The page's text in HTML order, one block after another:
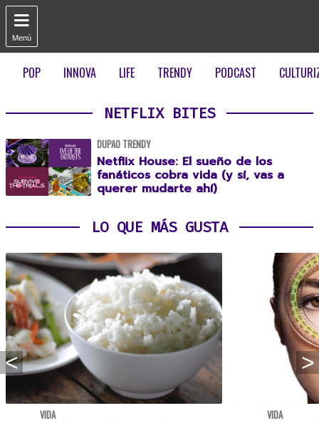

Menú
POP INNOVA LIFE TRENDY PODCAST
NETFLIX BITES
DUPAO TRENDY
Netflix House: El sueño de los
fanáticos cobra vida (y sí, vas a
querer mudarte ahí)
LO QUE MÁS GUSTA
VIDA VIDA